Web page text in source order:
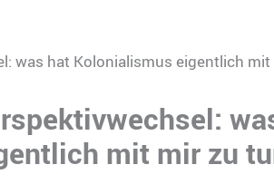
was hat Kolonialismus eigentlich mit
mit mir zu